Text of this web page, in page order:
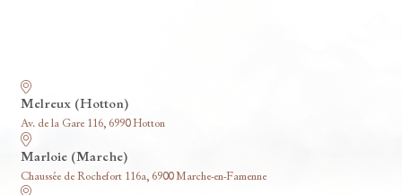
Melreux (Hotton)
Av. de la Gare 116, 6990 Hotton
Marloie (Marche)
Chaussée de Rochefort 116a, 6900 Marche-en-Famenne